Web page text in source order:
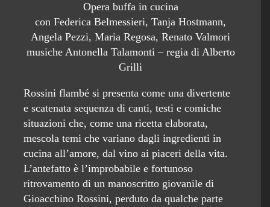
Opera buffa in cucina
con Federica Belmessieri, Tanja Hostmann,
Angela Pezzi, Maria Regosa, Renato Valmori
musiche Antonella Talamonti – regia di Alberto
Grilli
Rossini flambé si presenta come una divertente
e scatenata sequenza di canti, testi e comiche
situazioni che, come una ricetta elaborata,
mescola temi che variano dagli ingredienti in
cucina all’amore, dal vino ai piaceri della vita.
L’antefatto è l’improbabile e fortunoso
ritrovamento di un manoscritto giovanile di
Gioacchino Rossini, perduto da qualche parte